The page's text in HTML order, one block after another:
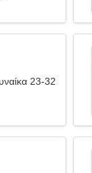
23-32